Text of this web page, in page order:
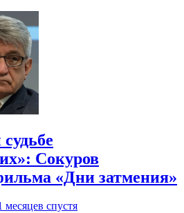
Сокуров
«Дни затмения»
месяцев спустя